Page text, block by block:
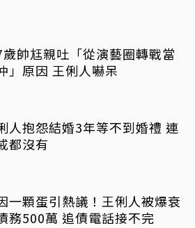
歲帥尪親吐「從演藝圈轉戰當
」原因 王俐人嚇呆
人抱怨結婚3年等不到婚禮 連
都沒有
一顆蛋引熱議！王俐人被爆衰
揹債務500萬 追債電話接不完